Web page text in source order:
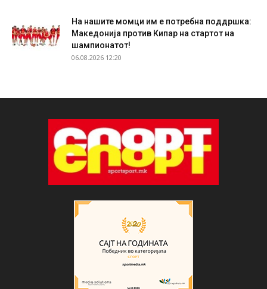
На нашите момци им е потребна поддршка:
Македонија против Кипар на стартот на
шампионатот!
06.08.2026 12:20